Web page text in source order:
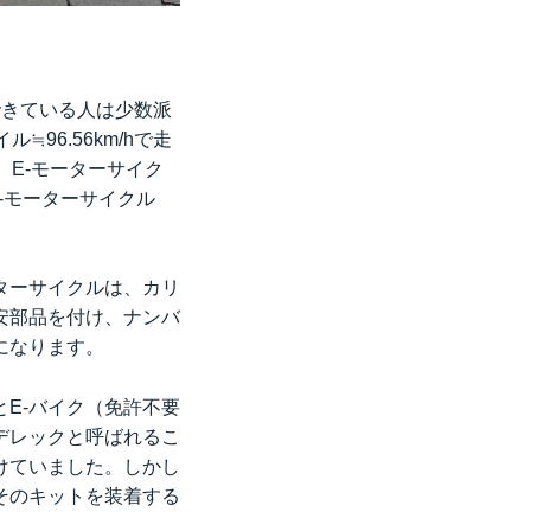
ている人は少数派
ル≒96.56km/hで走
E-モーターサイク
ーターサイクル
サイクルは、カリ
部品を付け、ナンバ
ります。
E-バイク（免許不要
ックと呼ばれるこ
ていました。しかし
のキットを装着する